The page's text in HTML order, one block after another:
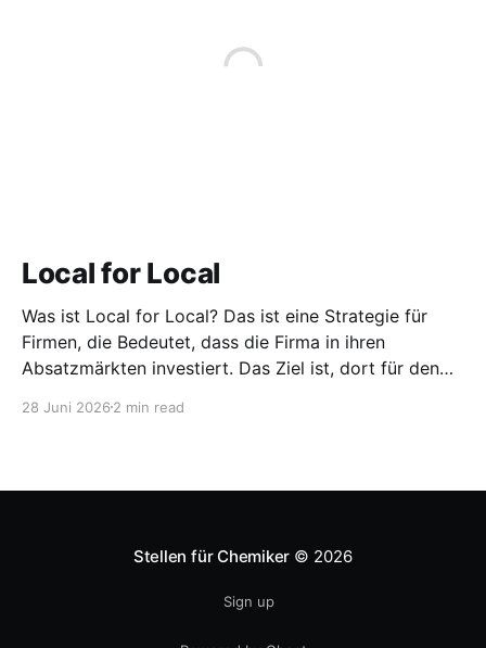
Local for Local
Was ist Local for Local? Das ist eine Strategie für
Firmen, die Bedeutet, dass die Firma in ihren
Absatzmärkten investiert. Das Ziel ist, dort für den
entwickeln. Diese Strategie ist von Toyota bekannt,
28 Juni 2026 2 min read
Stellen für Chemiker © 2026
Sign up